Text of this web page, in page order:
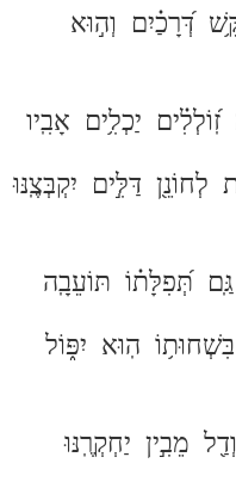
דְּ֝רָכַ֗יִם וְה֣וּא
זֽ֝וֹלְלִ֗ים יַכְלִ֥ים אָבִֽיו
לְחוֹנֵ֖ן דַּלִּ֣ים יִקְבְּצֶֽנּוּ
גַּֽם תְּ֝פִלָּת֗וֹ תּוֹעֵבָֽה
בִּשְׁחוּת֥וֹ הֽוּא יִפּ֑וֹל
וְדַ֖ל מֵבִ֣ין יַחְקְרֶֽנּוּ